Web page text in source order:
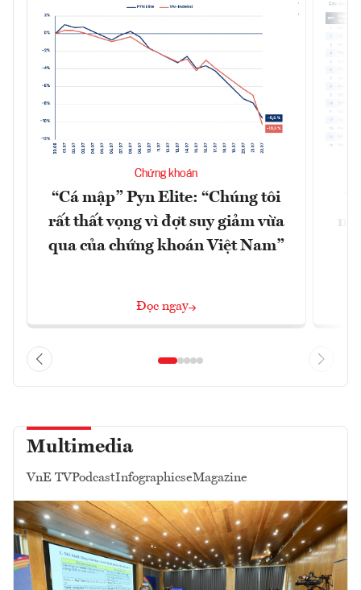
Chứng khoán
“Cá mập” Pyn Elite: “Chúng tôi
rất thất vọng vì đợt suy giảm vừa
qua của chứng khoán Việt Nam”
Đọc ngay
Multimedia
VnE TVPodcastInfographicseMagazine